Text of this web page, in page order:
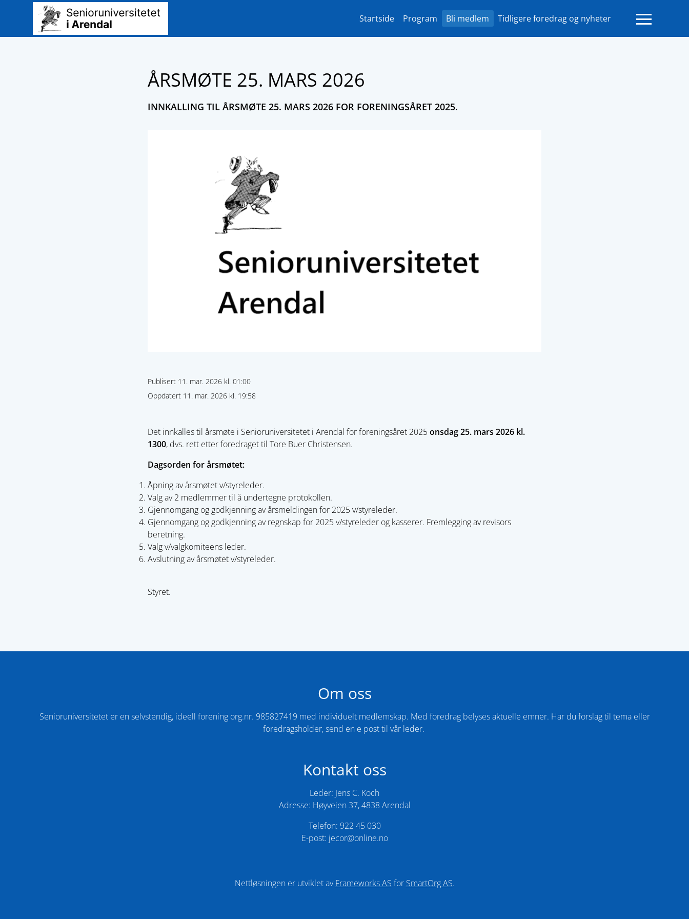
Startside Program Bli medlem Tidligere foredrag og nyheter Open main
ÅRSMØTE 25. MARS 2026
INNKALLING TIL ÅRSMØTE 25. MARS 2026 FOR FORENINGSÅRET 2025.
Publisert 11. mar. 2026 kl. 01:00
Oppdatert 11. mar. 2026 kl. 19:58
Det innkalles til årsmøte i Senioruniversitetet i Arendal for foreningsåret 2025onsdag 25. mars 2026 kl.
1300, dvs. rett etter foredraget til Tore Buer Christensen.
Dagsorden for årsmøtet:
Åpning av årsmøtet v/styreleder.
Valg av 2 medlemmer til å undertegne protokollen.
Gjennomgang og godkjenning av årsmeldingen for 2025 v/styreleder.
Gjennomgang og godkjenning av regnskap for 2025 v/styreleder og kasserer. Fremlegging av revisors
beretning.
Valg v/valgkomiteens leder.
Avslutning av årsmøtet v/styreleder.
Styret.
Om oss
Senioruniversitetet er en selvstendig, ideell forening org.nr. 985827419 med individuelt medlemskap. Med foredrag belyses aktuelle emner. Har du forslag til tema eller
foredragsholder, send en e post til vår leder. ​
Kontakt oss
Leder: Jens C. Koch
Adresse: Høyveien 37, 4838 Arendal
Telefon: 922 45 030
E-post: jecor@online.no
Nettløsningen er utviklet avFrameworks AS for SmartOrg AS.